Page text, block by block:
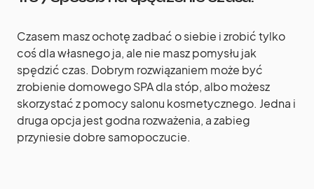
Czasem masz ochotę zadbać o siebie i zrobić tylko
coś dla własnego ja, ale nie masz pomysłu jak
spędzić czas. Dobrym rozwiązaniem może być
zrobienie domowego SPA dla stóp, albo możesz
skorzystać z pomocy salonu kosmetycznego. Jedna i
druga opcja jest godna rozważenia, a zabieg
przyniesie dobre samopoczucie.